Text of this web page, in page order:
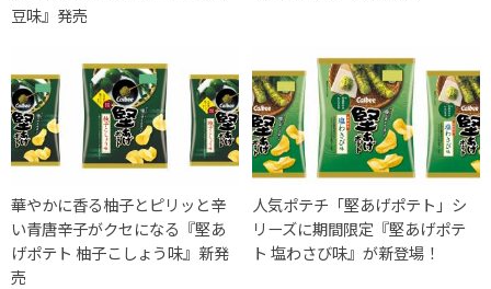
豆味』発売
華やかに香る柚子とピリッと辛
い青唐辛子がクセになる『堅あ
げポテト 柚子こしょう味』新発
売
人気ポテチ「堅あげポテト」シ
リーズに期間限定『堅あげポテ
ト 塩わさび味』が新登場！